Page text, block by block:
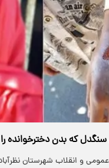
سنگدل که بدن دخترخوانده
و انقلاب شهرستان